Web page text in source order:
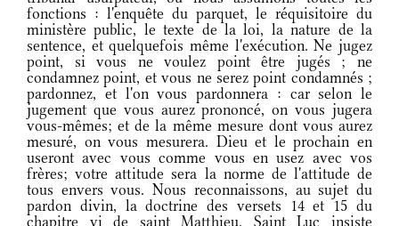
fonctions : l'enquête du parquet, le réquisitoire du
ministère public, le texte de la loi, la nature de la
sentence, et quelquefois même l'exécution. Ne jugez
point, si vous ne voulez point être jugés ; ne
condamnez point, et vous ne serez point condamnés ;
pardonnez, et l'on vous pardonnera : car selon le
jugement que vous aurez prononcé, on vous jugera
vous-mêmes; et de la même mesure dont vous aurez
mesuré, on vous mesurera. Dieu et le prochain en
useront avec vous comme vous en usez avec vos
frères; votre attitude sera la norme de l'attitude de
tous envers vous. Nous reconnaissons, au sujet du
pardon divin, la doctrine des versets 14 et 15 du
chapitre vi de saint Matthieu. Saint Luc insiste